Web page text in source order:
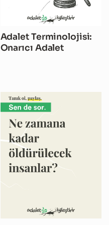
Adalet Terminolojisi:
Onarıcı Adalet